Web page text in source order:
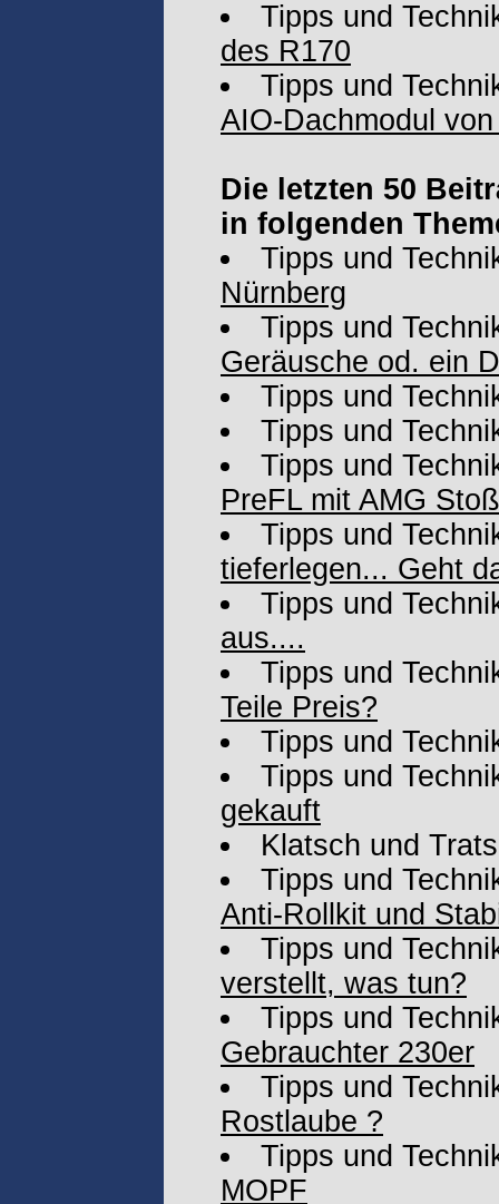
Tipps und
des R170
Tipps und
AIO-Dachmodul
Die letzten 50
in folgenden
Tipps und
Nürnberg
Tipps und
Geräusche od. ein
Tipps und
Tipps und
Tipps und
PreFL mit AMG
Tipps und
tieferlegen... Geht
Tipps und
aus....
Tipps und
Teile Preis?
Tipps und
Tipps und
gekauft
Klatsch und
Tipps und
Anti-Rollkit und
Tipps und
verstellt, was tun?
Tipps und
Gebrauchter 230er
Tipps und
Rostlaube ?
Tipps und
MOPF